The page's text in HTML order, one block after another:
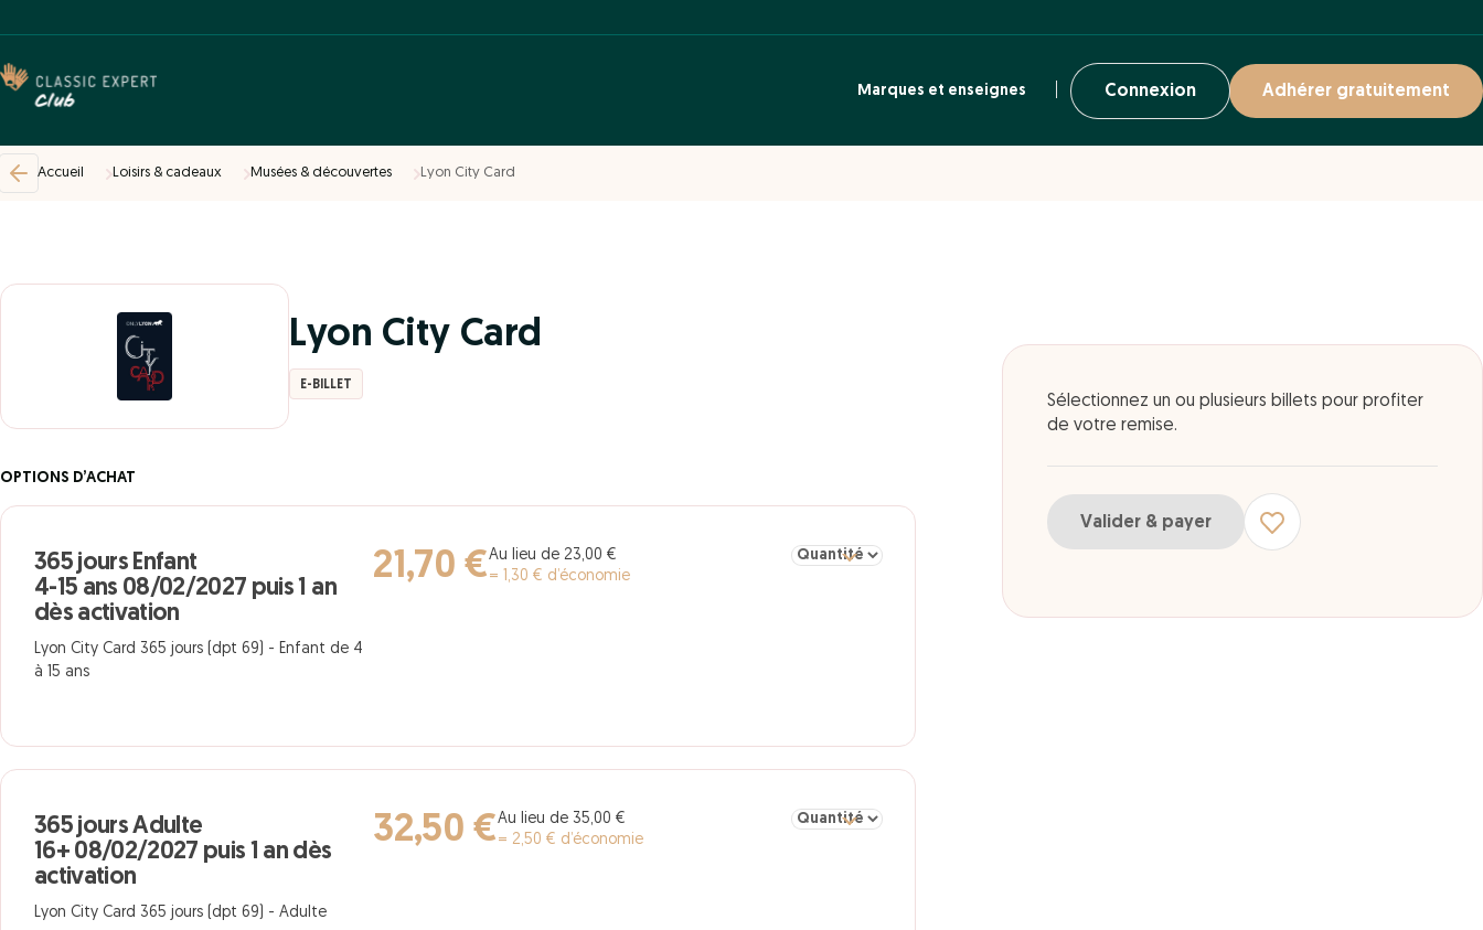
Marques et enseignes Connexion Adhérer gratuitement
Accueil Loisirs & cadeaux Musées & découvertes Lyon City Card
Lyon City Card
E-BILLET
OPTIONS D’ACHAT
365 jours Enfant
4-15 ans 08/02/2027 puis 1 an
dès activation
Lyon City Card 365 jours (dpt 69) - Enfant de 4
à 15 ans
21,70 €Au lieu de 23,00 €
= 1,30 € d’économie
Sélectionner la quantité pour 365 jours Enfant 4-15 ans 08/02/2027 puis 1 an dès activation
365 jours Adulte
16+ 08/02/2027 puis 1 an dès
activation
Lyon City Card 365 jours (dpt 69) - Adulte
32,50 €Au lieu de 35,00 €
= 2,50 € d’économie
Sélectionner la quantité pour 365 jours Adulte 16+ 08/02/2027 puis 1 an dès activation
Sélectionnez un ou plusieurs billets pour profiter
de votre remise.
Valider & payer